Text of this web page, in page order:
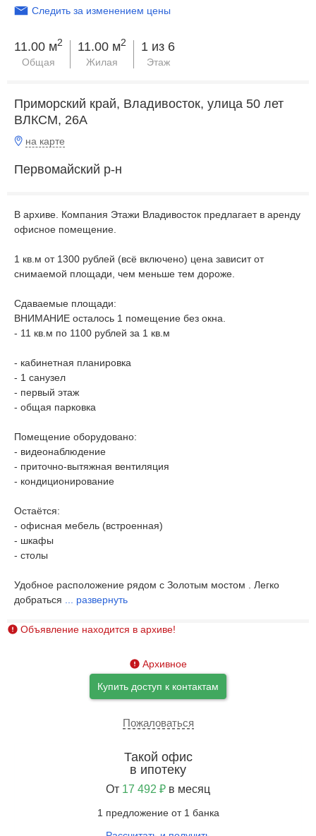
Следить за изменением цены
11.00 м2
Общая
11.00 м2
Жилая
1 из 6
Этаж
Приморский край, Владивосток, улица 50 лет
ВЛКСМ, 26А
на карте
Первомайский р-н
В архиве. Компания Этажи Владивосток предлагает в аренду
офисное помещение.
1 кв.м от 1300 рублей (всё включено) цена зависит от
снимаемой площади, чем меньше тем дороже.
Сдаваемые площади:
ВНИМАНИЕ осталось 1 помещение без окна.
- 11 кв.м по 1100 рублей за 1 кв.м
- кабинетная планировка
- 1 санузел
- первый этаж
- общая парковка
Помещение оборудовано:
- видеонаблюдение
- приточно-вытяжная вентиляция
- кондиционирование
Остаётся:
- офисная мебель (встроенная)
- шкафы
- столы
Удобное расположение рядом с Золотым мостом . Легко
добраться
развернуть
Объявление находится в архиве!
Архивное
Купить доступ к контактам
Пожаловаться
Такой офис
в ипотеку
От 17 492 ₽ в месяц
1 предложение от 1 банка